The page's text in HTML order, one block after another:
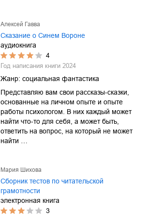
Алексей Гавва
Сказание о Синем Вороне
аудиокнига
4
Год написания книги 2024
Жанр: социальная фантастика
Представляю вам свои рассказы-сказки,
основанные на личном опыте и опыте
работы психологом. В них каждый может
найти что-то для себя, а может быть,
ответить на вопрос, на который не может
найти …
Мария Шихова
Сборник тестов по читательской
грамотности
электронная книга
3